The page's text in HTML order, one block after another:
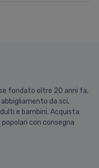
fondato oltre 20 anni fa,
da sci,
e bambini. Acquista
con consegna